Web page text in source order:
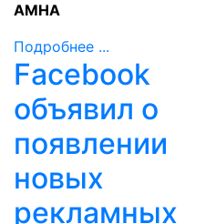
АМНА
Подробнее ...
Facebook
объявил о
появлении
новых
рекламных